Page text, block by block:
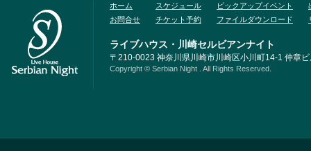
ホーム
お問合せ
スケジュール
チケット予約
ピックアップイベント
ファイルダウンロード
ライブハウス・川崎セルビアンナイト
〒210-0023 神奈川県川崎市川崎区小川町14-1 仲
Copyright © Serbian Night . All Rights Reserved.